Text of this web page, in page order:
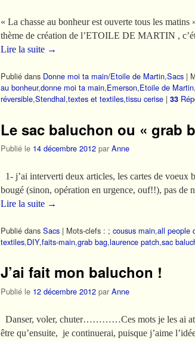
« La chasse au bonheur est ouverte tous les
thème de création de l’ETOILE DE MARTIN ,
Lire la suite →
Publié dans Donne moi ta main/Etoile de Martin,Sacs |
au bonheur,donne moi ta main,Emerson,Etoile de Martin,
réversible,Stendhal,textes et textiles,tissu cerise | 33
Le sac baluchon ou « grab
Publié le 14 décembre 2012 par Anne
1- j’ai interverti deux articles, les cartes de voeux
bougé (sinon, opération en urgence, ouf!!), pas
Lire la suite →
Publié dans Sacs | Mots-clefs : ; cousus main,all people
textiles,DIY,faits-main,grab bag,laurence patch,sac
J’ai fait mon baluchon !
Publié le 12 décembre 2012 par Anne
Danser, voler, chuter…………Ces mots je les ai
être qu’ensuite, je continuerai, puisque j’aime